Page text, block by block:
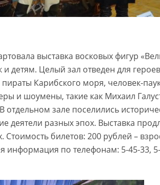
выставка восковых фигур
детям. Целый зал отведен для
Карибского моря, человек-
и шоумены, такие как Михаил
зале поселились
деятели разных эпох. Выставка
билетов: 200 рублей –
информация по телефонам: 5-45-33,